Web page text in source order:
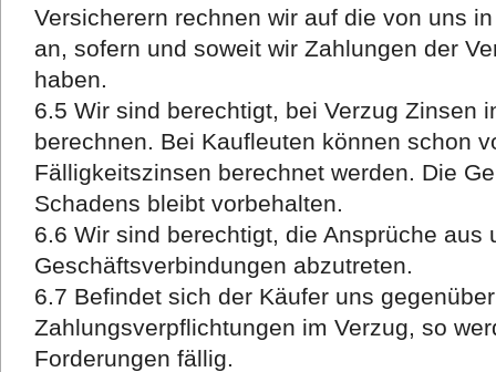
Versicherern rechnen wir auf die von uns
an, sofern und soweit wir Zahlungen der
haben.
6.5 Wir sind berechtigt, bei Verzug Zinsen
berechnen. Bei Kaufleuten können schon
Fälligkeitszinsen berechnet werden. Die
Schadens bleibt vorbehalten.
6.6 Wir sind berechtigt, die Ansprüche aus
Geschäftsverbindungen abzutreten.
6.7 Befindet sich der Käufer uns
Zahlungsverpflichtungen im Verzug, so
Forderungen fällig.